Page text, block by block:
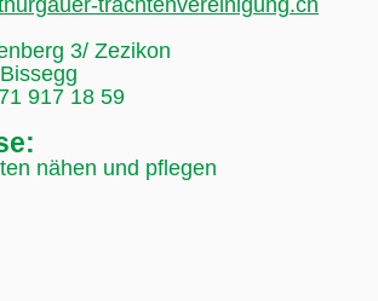
trachtenvereinigung.ch
3/ Zezikon
917 18 59
nähen und pflegen